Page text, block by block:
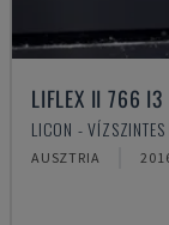
LIFLEX II 766 I3
LICON - VÍZSZINTES
AUSZTRIA